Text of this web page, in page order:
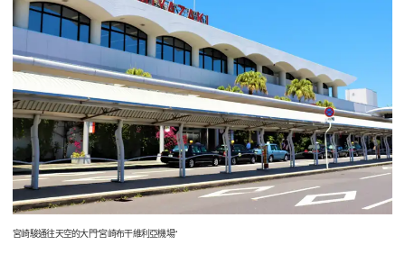
宮崎駿通往天空的大門“宮崎布干維利亞機場“